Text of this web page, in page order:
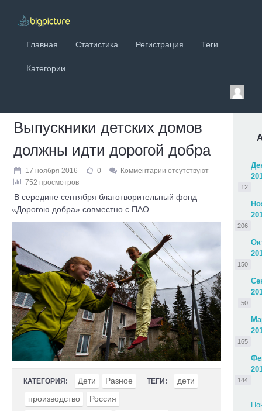
Главная Статистика Регистрация Теги
Категории
12
206
150
50
165
144
Выпускники детских домов
должны идти дорогой добра
17 ноября 2016 0
Комментарии отсутствуют
752 просмотров
В середине сентября благотворительный фонд
«Дорогою добра» совместно с ПАО ...
КАТЕГОРИЯ: Дети Разное ТЕГИ:
дети
производство
Россия